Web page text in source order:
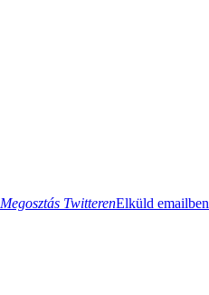
Megosztás TwitterenElküld emailben